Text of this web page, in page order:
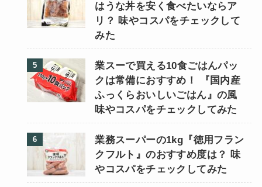
はうな丼を安く食べたいならア
リ？ 味やコスパをチェックして
みた
業スーで買える10食ごはんパッ
クは常備におすすめ！ 『国内産
ふっくらおいしいごはん』の風
味やコスパをチェックしてみた
業務スーパーの1kg『徳用フラン
クフルト』のおすすめ度は？ 味
やコスパをチェックしてみた